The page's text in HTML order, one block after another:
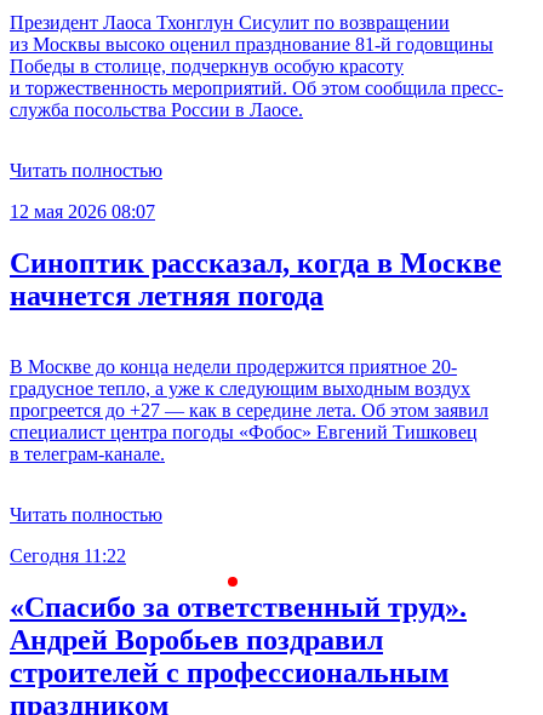
Президент Лаоса Тхонглун Сисулит по возвращении
из Москвы высоко оценил празднование 81-й годовщины
Победы в столице, подчеркнув особую красоту
и торжественность мероприятий. Об этом сообщила пресс-
служба посольства России в Лаосе.
Читать полностью
12 мая 2026 08:07
Синоптик рассказал, когда в Москве
начнется летняя погода
В Москве до конца недели продержится приятное 20-
градусное тепло, а уже к следующим выходным воздух
прогреется до +27 — как в середине лета. Об этом заявил
специалист центра погоды «Фобос» Евгений Тишковец
в телеграм-канале.
Читать полностью
Сегодня 11:22
«Спасибо за ответственный труд».
Андрей Воробьев поздравил
строителей с профессиональным
праздником